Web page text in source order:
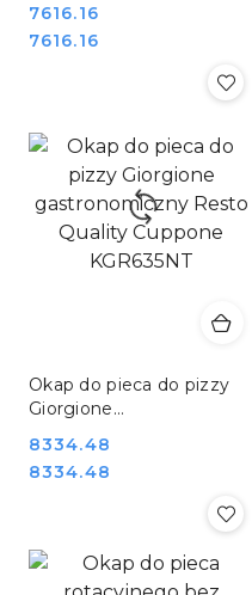
Quality Cuppone
KGR435NT
Cena:
7616.16
Cena:
7616.16
Okap do pieca do pizzy
Giorgione
Quality Cuppone
KGR635NT
Cena:
8334.48
Cena:
8334.48